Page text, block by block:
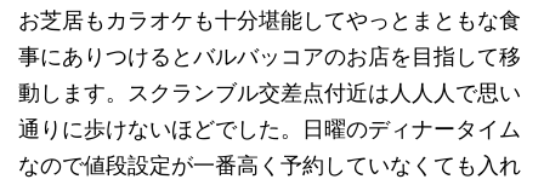
お芝居もカラオケも十分堪能してやっとまともな食
事にありつけるとバルバッコアのお店を目指して移
動します。スクランブル交差点付近は人人人で思い
通りに歩けないほどでした。日曜のディナータイム
なので値段設定が一番高く予約していなくても入れ